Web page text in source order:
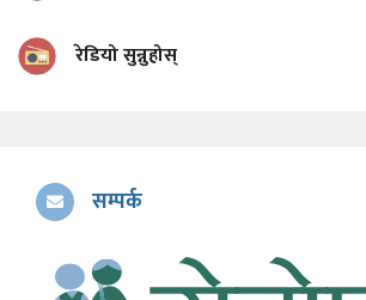
रेडियो सुन्नुहोस्
सम्पर्क